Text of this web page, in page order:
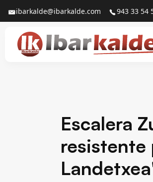
ibarkalde@ibarkalde.com 943 33 54
Escalera
resistente